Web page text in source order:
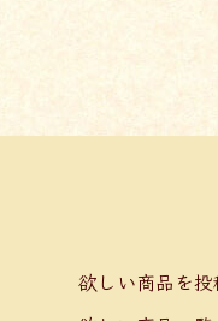
欲しい商品を投